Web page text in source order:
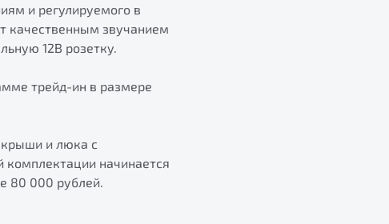
и регулируемого в
качественным звучанием
12В розетку.
трейд-ин в размере
крыши и люка с
комплектации начинается
80 000 рублей.